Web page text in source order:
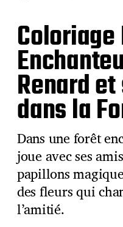
Coloriage
Renard
dans la
Dans une forêt
joue avec ses
papillons
des fleurs qui
l’amitié.